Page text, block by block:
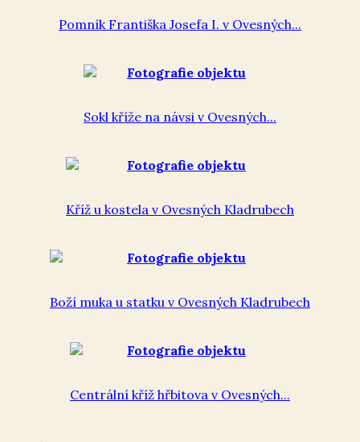
Pomník Františka Josefa I. v Ovesných...
Sokl kříže na návsi v Ovesných...
Kříž u kostela v Ovesných Kladrubech
Boží muka u statku v Ovesných Kladrubech
Centrální kříž hřbitova v Ovesných...